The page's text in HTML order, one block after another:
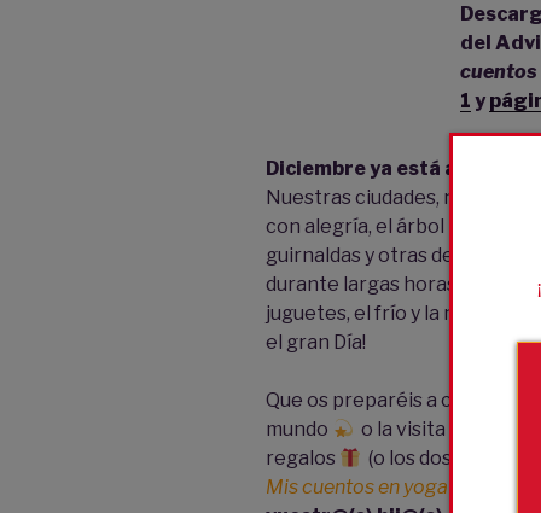
del
cuentos
1 y
Diciembre ya está aquí, la
Nuestras ciudades, nuestros
con alegría, el árbol reina
guirnaldas y otras
durante largas horas delante
juguetes, el frío y la nieve
el gran Día!
Que os preparéis a celebrar
mundo
o la visita de Papá
regalos
(o los dos por
Mis cuentos en yoga